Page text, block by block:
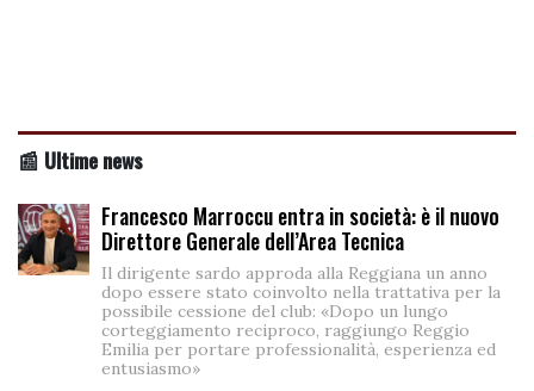
📰 Ultime news
Francesco Marroccu entra in società: è il nuovo
Direttore Generale dell’Area Tecnica
Il dirigente sardo approda alla Reggiana un anno
dopo essere stato coinvolto nella trattativa per la
possibile cessione del club: «Dopo un lungo
corteggiamento reciproco, raggiungo Reggio
Emilia per portare professionalità, esperienza ed
entusiasmo»